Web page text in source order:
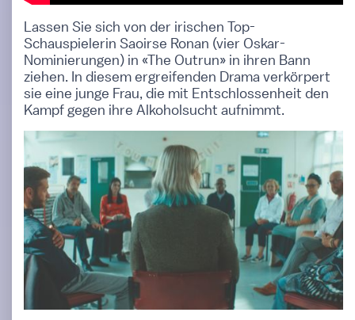
Lassen Sie sich von der irischen Top-
Schauspielerin Saoirse Ronan (vier Oskar-
Nominierungen) in «The Outrun» in ihren Bann
ziehen. In diesem ergreifenden Drama verkörpert
sie eine junge Frau, die mit Entschlossenheit den
Kampf gegen ihre Alkoholsucht aufnimmt.